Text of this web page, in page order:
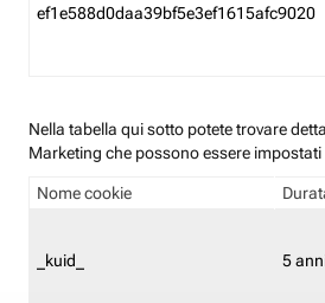
ef1e588d0daa39bf5e3ef1615afc9020
Nella tabella qui sotto potete trovare
Marketing che possono essere
Nome cookie
_kuid_ 5